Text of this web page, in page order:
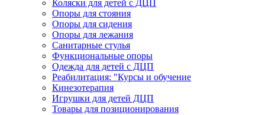
Коляски для детей с ДЦП
Опоры для стояния
Опоры для сидения
Опоры для лежания
Санитарные стулья
Функциональные опоры
Одежда для детей с ДЦП
Реабилитация: "Курсы и обучение
Кинезотерапия
Игрушки для детей ДЦП
Товары для позиционирования